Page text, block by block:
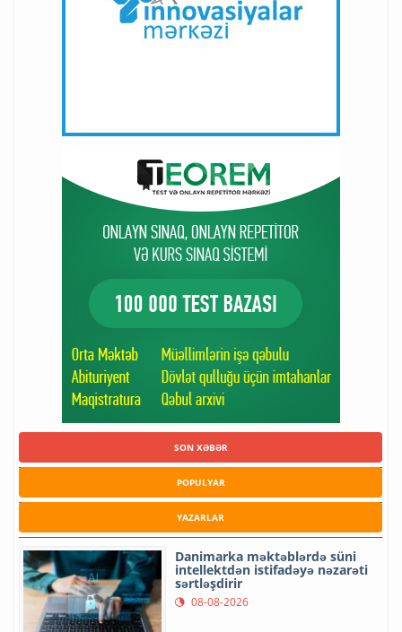
SON XƏBƏR
POPULYAR
YAZARLAR
Danimarka məktəblərdə süni
intellektdən istifadəyə nəzarəti
sərtləşdirir
08-08-2026